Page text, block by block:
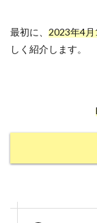
最初に、 2023年4
しく紹介します。